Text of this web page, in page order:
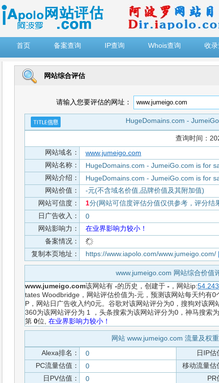
首页
备案查询 IP查询 Whois查询 收
网站综合评估
请输入您要评估的网址：
HugeDomains.com -
查询时间：
网站域名：
www.jumeigo.com
网站名称：
HugeDomains.com - JumeiGo.com is for
网站介绍：
HugeDomains.com - JumeiGo.com is for
网站价值：
-元(不含域名价值,品牌价值及其附加值)
网站可信度：
1分(网站可信度评估分值仅供参考，评分结
日广告收入：
0
网站影响力：
在业界影响力较小！
备案情况：
复制本页地址：
https://www.iapolo.com/www.jumeigo.com/
www.jumeigo.com 网站综合价值
www.jumeigo.com该网站有 -的历史，创建于 - ，网站ip:
tates Woodbridge，网站评估价值为-元，预测该网站每天约有
P，网站日广告收入约0元。谷歌对该网站评分为0，搜狗对该
360为该网站评分为 1 ，头条搜索为该网站评分为0，神马搜索
第 0位, 在业界影响力较小！
网站 www.jumeigo.com 流量及权
Alexa排名：
0
日IP估
PC流量估值：
0
移动流量估
日PV估值：
0
PR